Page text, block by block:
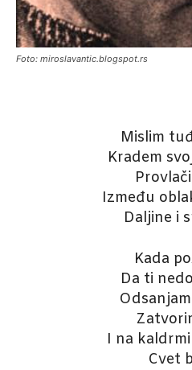
Foto: miroslavantic.blogspot.rs
Mislim
Kradem
Između
Daljine i
Kada
Da ti
I na
Cvet